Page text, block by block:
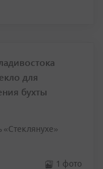
для
бухты
«Стеклянухе»
1 фото